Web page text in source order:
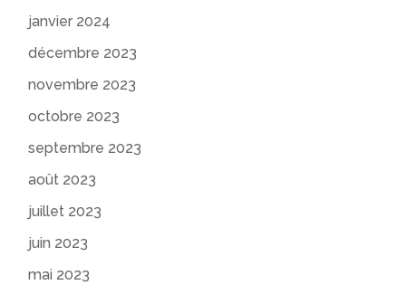
janvier 2024
décembre 2023
novembre 2023
octobre 2023
septembre 2023
août 2023
juillet 2023
juin 2023
mai 2023